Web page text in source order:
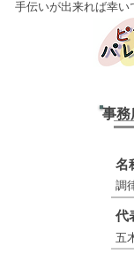
手伝いが出来れば幸い
事務
名
調
代
五